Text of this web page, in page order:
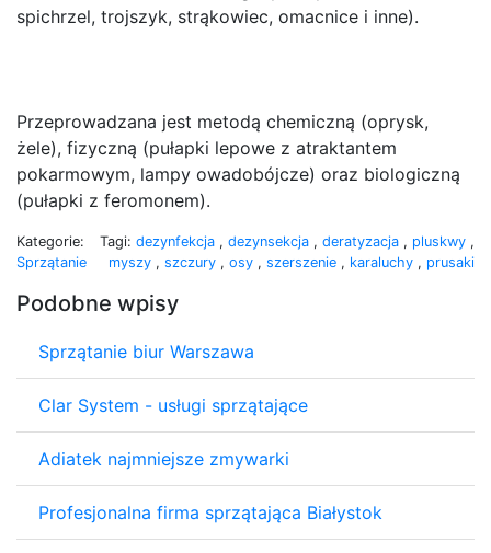
spichrzel, trojszyk, strąkowiec, omacnice i inne).
Przeprowadzana jest metodą chemiczną (oprysk,
żele), fizyczną (pułapki lepowe z atraktantem
pokarmowym, lampy owadobójcze) oraz biologiczną
(pułapki z feromonem).
Kategorie:
Sprzątanie
Tagi: dezynfekcja , dezynsekcja , deratyzacja , pluskwy ,
myszy , szczury , osy , szerszenie , karaluchy , prusaki
Podobne wpisy
Sprzątanie biur Warszawa
Clar System - usługi sprzątające
Adiatek najmniejsze zmywarki
Profesjonalna firma sprzątająca Białystok